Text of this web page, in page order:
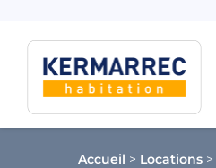
Accueil > Locations >